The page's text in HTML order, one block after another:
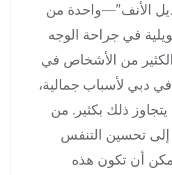
الأنف”—واحدة من
في جراحة الوجه
الكثير من الأشخاص في
دبي لأسباب جمالية،
يتجاوز ذلك بكثير. من
إلى تحسين التنفس
أن تكون هذه